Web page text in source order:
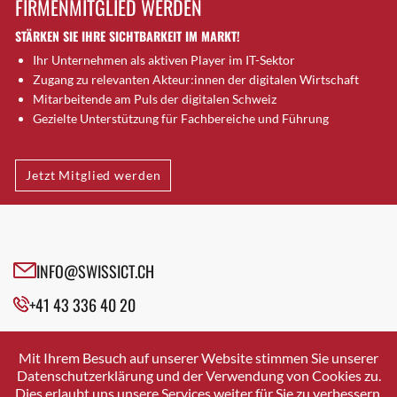
Brugg AG
Brütten
Bubendorf
Bubikon
Buchs (SG)
Bäretswil
Bülach
Cazis
Crissier
Davos Platz
Dierikon
Dietikon
FIRMENMITGLIED WERDEN
STÄRKEN SIE IHRE SICHTBARKEIT IM MARKT!
Ihr Unternehmen als aktiven Player im IT-Sektor
Zugang zu relevanten Akteur:innen der digitalen Wirtschaft
Mitarbeitende am Puls der digitalen Schweiz
Gezielte Unterstützung für Fachbereiche und Führung
Jetzt Mitglied werden
INFO@SWISSICT.CH
+41 43 336 40 20
SWISSICT
VULKANSTRASSE 120
8048 ZURICH
Mit Ihrem Besuch auf unserer Website stimmen Sie unserer
Datenschutzerklärung und der Verwendung von Cookies zu.
Dies erlaubt uns unsere Services weiter für Sie zu verbessern.